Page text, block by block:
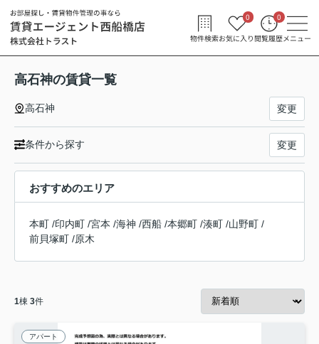
物件検索お気に入り
0
閲覧履歴
0
メニュー
高石神の賃貸一覧
高石神 変更
条件から探す 変更
おすすめのエリア
本町 /印内町 /宮本 /海神 /西船 /本郷町 /湊町 /山野町 /
前貝塚町 /原木
1棟 3件
アパート